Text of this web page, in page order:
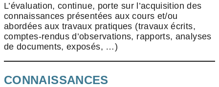
L’évaluation, continue, porte sur l’acquisition des
connaissances présentées aux cours et/ou
abordées aux travaux pratiques (travaux écrits,
comptes-rendus d’observations, rapports, analyses
de documents, exposés, …)
CONNAISSANCES